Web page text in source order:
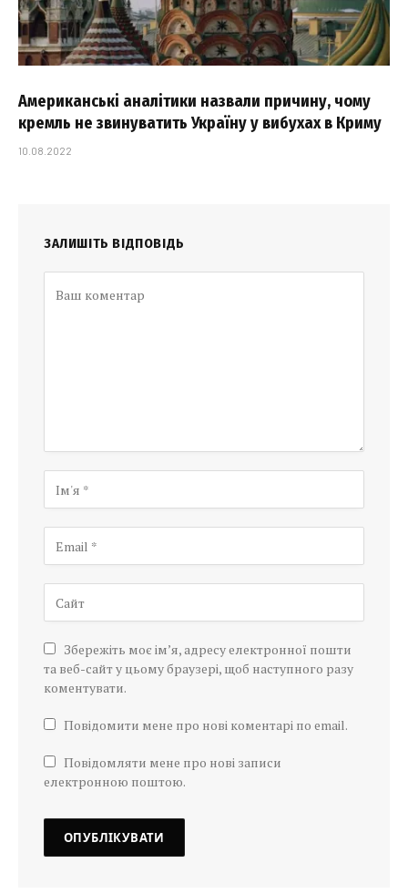
Американські аналітики назвали причину, чому
кремль не звинуватить Україну у вибухах в Криму
10.08.2022
ЗАЛИШІТЬ ВІДПОВІДЬ
Збережіть моє ім’я, адресу електронної пошти
та веб-сайт у цьому браузері, щоб наступного разу
коментувати.
Повідомити мене про нові коментарі по email.
Повідомляти мене про нові записи
електронною поштою.